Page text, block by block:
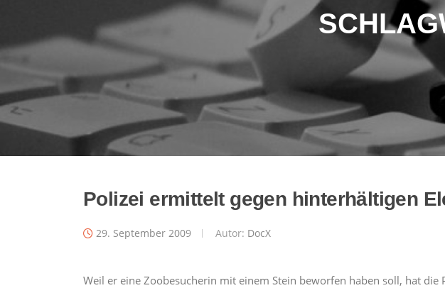
Polizei ermittelt gegen hinterhältigen
29. September 2009 Autor: DocX
Weil er eine Zoobesucherin mit einem Stein beworfen haben soll, hat die